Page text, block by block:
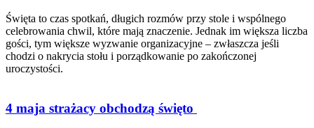
Święta to czas spotkań, długich rozmów przy stole i wspólnego
celebrowania chwil, które mają znaczenie. Jednak im większa liczba
gości, tym większe wyzwanie organizacyjne – zwłaszcza jeśli
chodzi o nakrycia stołu i porządkowanie po zakończonej
uroczystości.
4 maja strażacy obchodzą święto